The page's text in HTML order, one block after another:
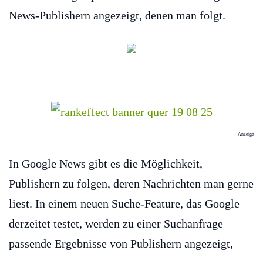
News-Publishern angezeigt, denen man folgt.
Anzeige
In Google News gibt es die Möglichkeit,
Publishern zu folgen, deren Nachrichten man gerne
liest. In einem neuen Suche-Feature, das Google
derzeitet testet, werden zu einer Suchanfrage
passende Ergebnisse von Publishern angezeigt,